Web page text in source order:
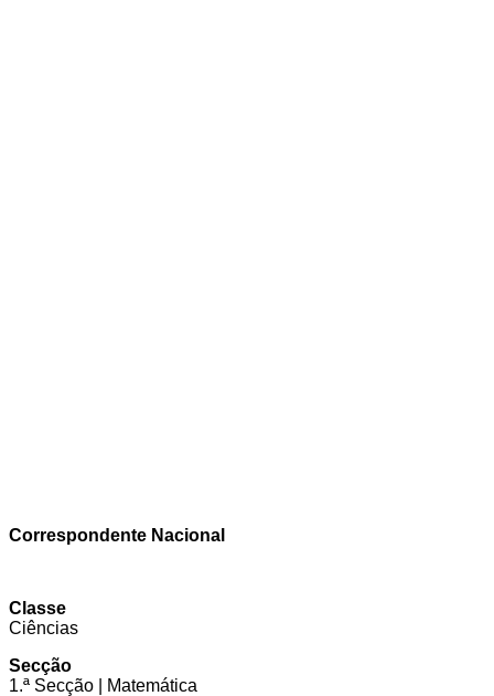
Correspondente Nacional
Classe
Ciências
Secção
1.ª Secção | Matemática